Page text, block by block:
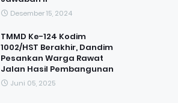
Desember 15, 2024
TMMD Ke-124 Kodim
1002/HST Berakhir, Dandim
Pesankan Warga Rawat
Jalan Hasil Pembangunan
Juni 05, 2025